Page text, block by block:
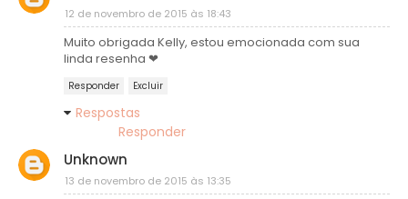
12 de novembro de 2015 às 18:43
Muito obrigada Kelly, estou emocionada com sua
linda resenha ❤
Responder Excluir
Respostas
Responder
Unknown
13 de novembro de 2015 às 13:35